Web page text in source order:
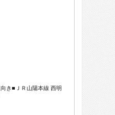
き■ＪＲ山陽本線 西明